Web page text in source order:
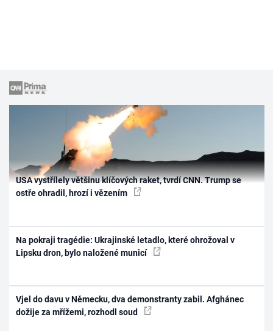
USA vystřílely většinu klíčových raket, tvrdí CNN. Trump se
ostře ohradil, hrozí i vězením
Na pokraji tragédie: Ukrajinské letadlo, které ohrožoval v
Lipsku dron, bylo naložené municí
Vjel do davu v Německu, dva demonstranty zabil. Afghánec
dožije za mřížemi, rozhodl soud